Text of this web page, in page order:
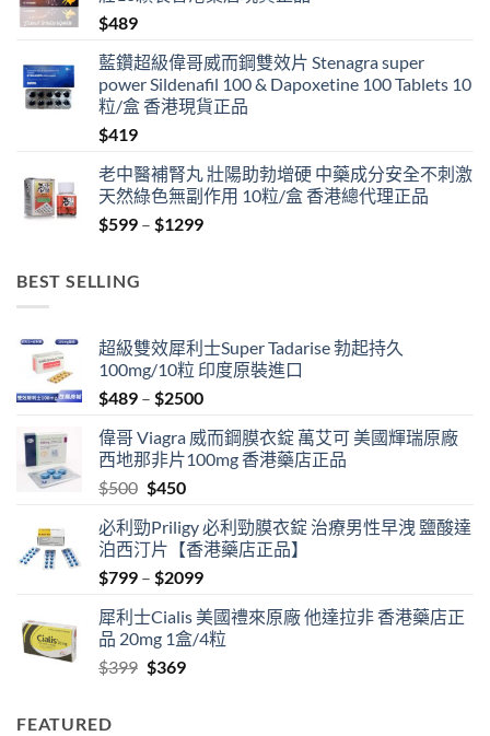
$489
藍鑽超級偉哥威而鋼雙效片 Stenagra super
power Sildenafil 100 & Dapoxetine 100 Tablets 10
粒/盒 香港現貨正品
$419
老中醫補腎丸 壯陽助勃增硬 中藥成分安全不刺激
天然綠色無副作用 10粒/盒 香港總代理正品
$599 – $1299Price
BEST SELLING
超級雙效犀利士Super Tadarise 勃起持久
100mg/10粒 印度原裝進口
$489 – $2500Price
$489
through
偉哥 Viagra 威而鋼膜衣錠 萬艾可 美國輝瑞原廠
西地那非片100mg 香港藥店正品
$500 Original
was:
$500.
$450Current
is:
$450.
必利勁Priligy 必利勁膜衣錠 治療男性早洩 鹽酸達
泊西汀片【香港藥店正品】
$799 – $2099Price
$799
through
犀利士Cialis 美國禮來原廠 他達拉非 香港藥店正
品 20mg 1盒/4粒
$399 Original
$369Current
FEATURED